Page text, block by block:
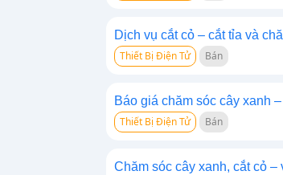
Dịch vụ cắt cỏ – cắt tỉa và
Thiết Bị Điện Tử Bán
Báo giá chăm sóc cây xanh
Thiết Bị Điện Tử Bán
Chăm sóc cây xanh, cắt cỏ